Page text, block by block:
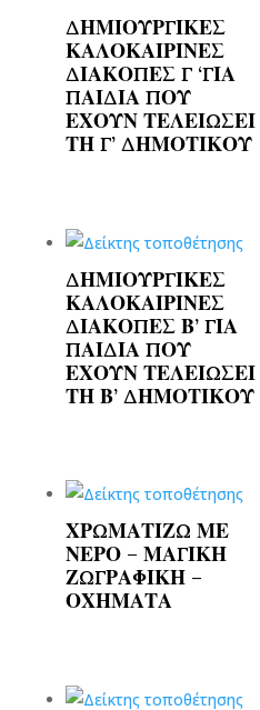
ΔΗΜΙΟΥΡΓΙΚΕΣ
ΚΑΛΟΚΑΙΡΙΝΕΣ
ΔΙΑΚΟΠΕΣ Γ ‘ΓΙΑ
ΠΑΙΔΙΑ ΠΟΥ
ΕΧΟΥΝ ΤΕΛΕΙΩΣΕΙ
ΤΗ Γ’ ΔΗΜΟΤΙΚΟΥ
ΔΗΜΙΟΥΡΓΙΚΕΣ
ΚΑΛΟΚΑΙΡΙΝΕΣ
ΔΙΑΚΟΠΕΣ Β’ ΓΙΑ
ΠΑΙΔΙΑ ΠΟΥ
ΕΧΟΥΝ ΤΕΛΕΙΩΣΕΙ
ΤΗ Β’ ΔΗΜΟΤΙΚΟΥ
ΧΡΩΜΑΤΙΖΩ ΜΕ
ΝΕΡΟ – ΜΑΓΙΚΗ
ΖΩΓΡΑΦΙΚΗ –
ΟΧΗΜΑΤΑ